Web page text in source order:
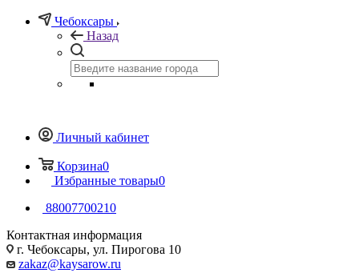
Чебоксары
Назад
Личный кабинет
Корзина0
Избранные товары0
88007700210
Контактная информация
г. Чебоксары, ул. Пирогова 10
zakaz@kaysarow.ru